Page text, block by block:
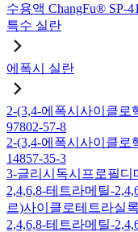
수용액 ChangFu® SP-
특수 실란
에폭시 실란
2-(3,4-에폭시사이클
97802-57-8
2-(3,4-에폭시사이클
14857-35-3
3-글리시독시프로필디
2,4,6,8-테트라메틸-
르)사이클로테트라실
2,4,6,8-테트라메틸-